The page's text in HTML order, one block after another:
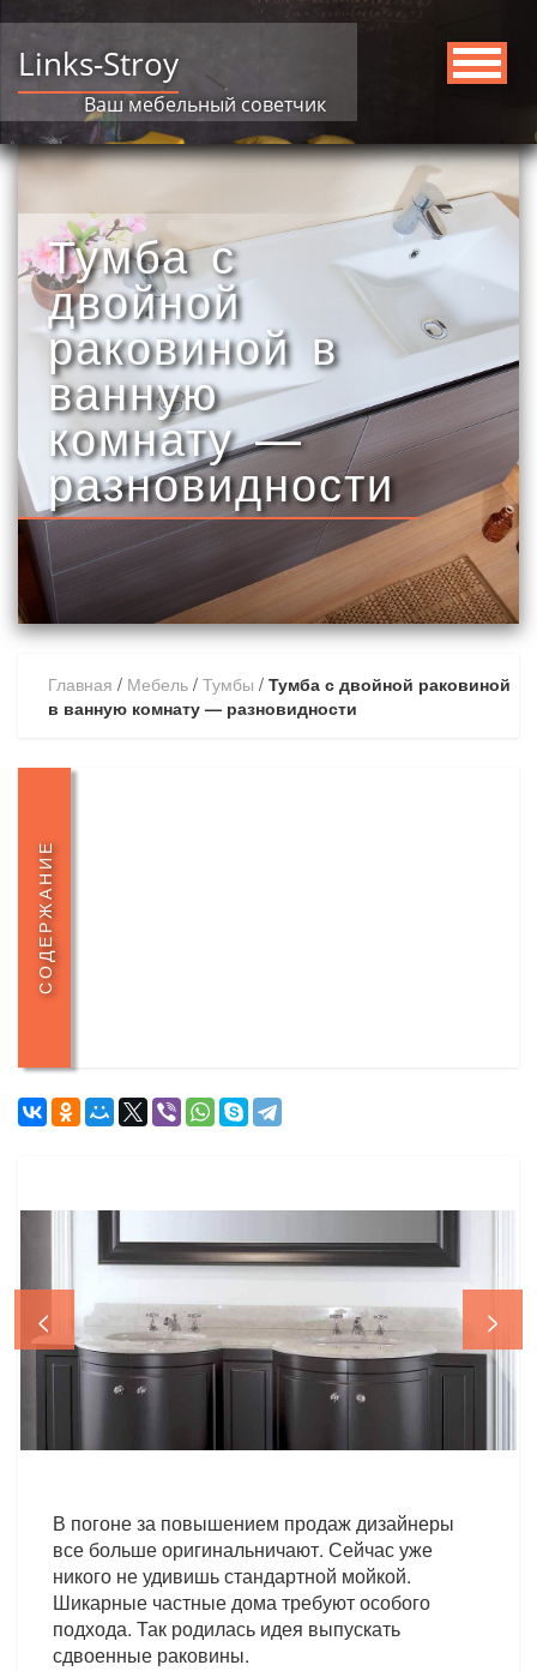
Links-Stroy
Ваш мебельный советчик
Тумба с
двойной
раковиной в
ванную
комнату —
разновидности
Главная / Мебель / Тумбы / Тумба с двойной раковиной
в ванную комнату — разновидности
СОДЕРЖАНИЕ
< >
В погоне за повышением продаж дизайнеры
все больше оригинальничают. Сейчас уже
никого не удивишь стандартной мойкой.
Шикарные частные дома требуют особого
подхода. Так родилась идея выпускать
сдвоенные раковины.